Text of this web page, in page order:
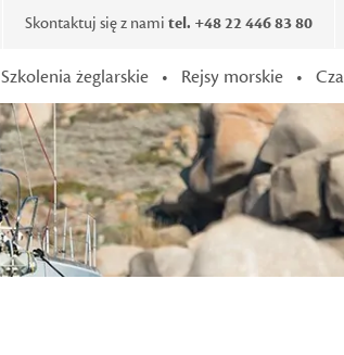
Skontaktuj się z nami tel. +48 22 446 83 80
Szkolenia żeglarskie • Rejsy morskie •